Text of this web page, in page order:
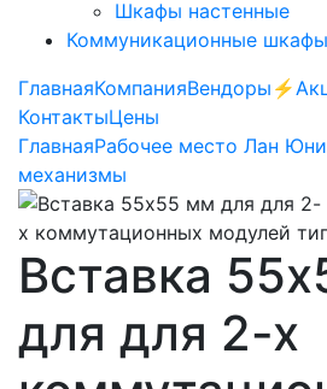
Шкафы настенные
Коммуникационные
ГлавнаяКомпанияВендоры
КонтактыЦены
ГлавнаяРабочее место Лан
механизмы
Вставка
для для 2-х